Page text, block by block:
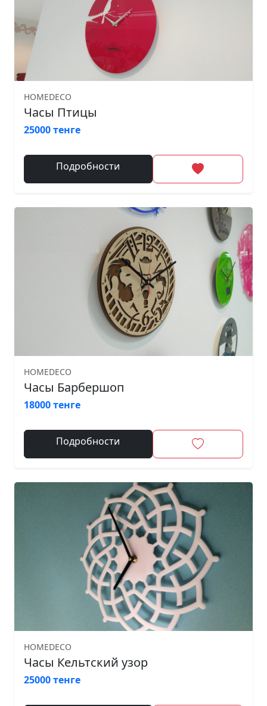
HOMEDECO
Часы Птицы
25000 тенге
Подробности
HOMEDECO
Часы Барбершоп
18000 тенге
Подробности
HOMEDECO
Часы Кельтский узор
25000 тенге